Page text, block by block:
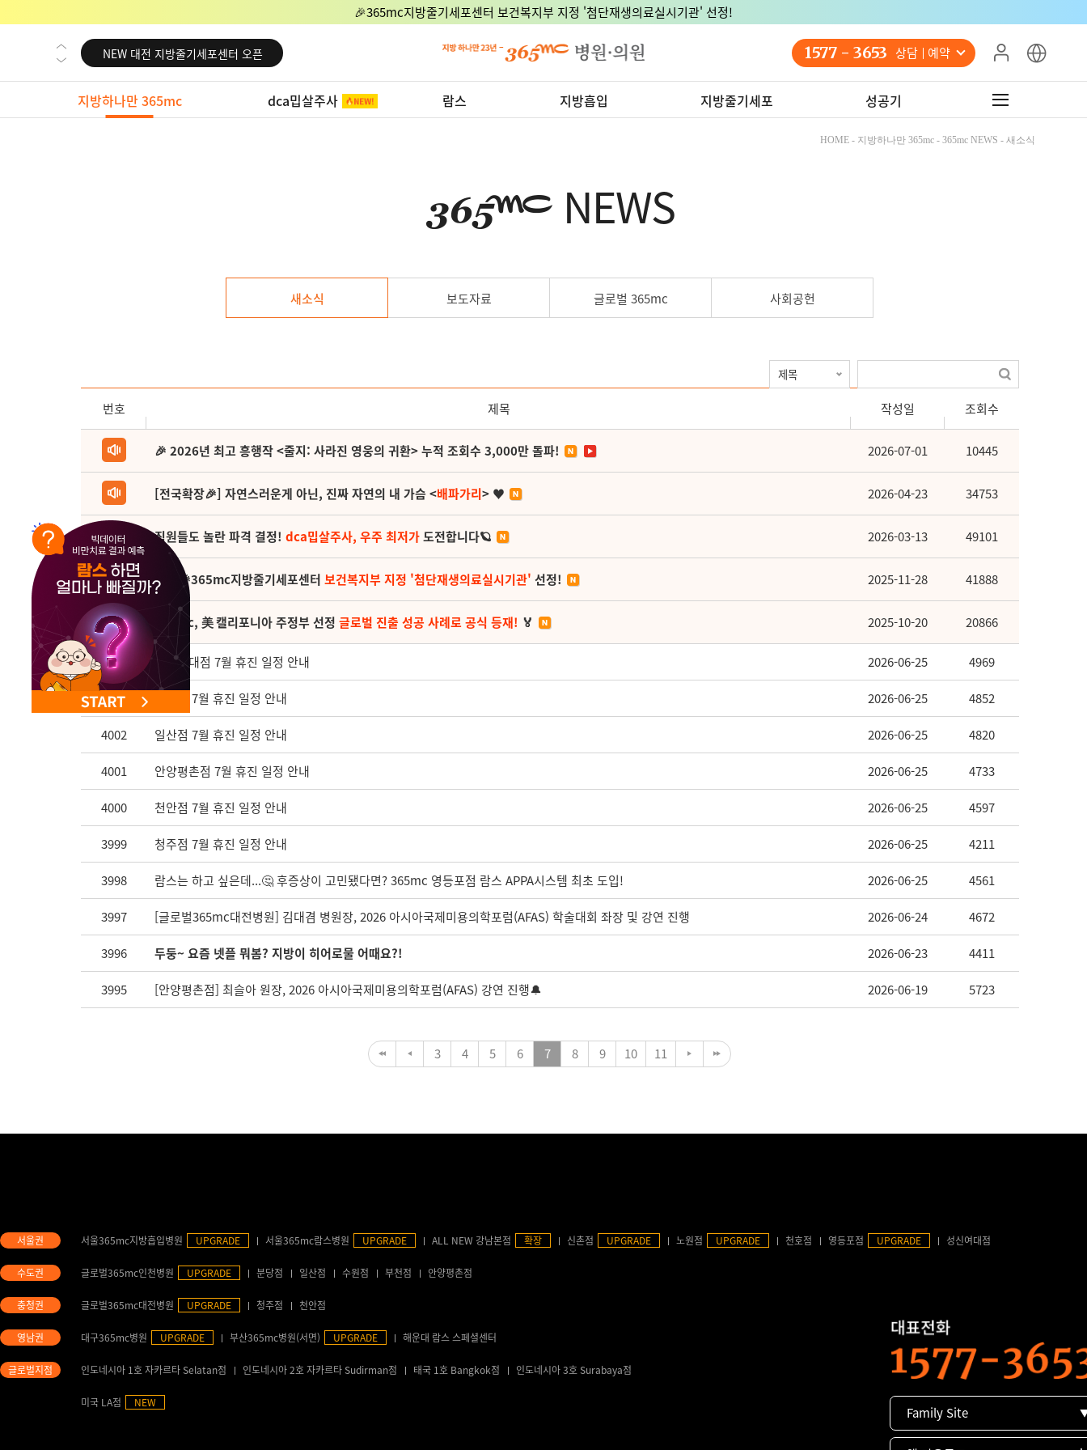
🎉365mc지방줄기세포센터 보건복지부 지정 '첨단재생의료실시기관' 선정!
NEW 교대 지방줄기세포센터 오픈
NEW 대전 지방줄기세포센터 오픈
NEW 노원 지방줄기세포센터 오픈
NEW 미국 LA점 오픈
NEW 미국 LA점 오픈
1577 - 3653 상담 예약
지방하나만 365mc dca밉살주사 람스 지방흡입 지방줄기세포 성공기
HOME - 지방하나만 365mc - 365mc NEWS - 새소식
NEWS
새소식 보도자료 글로벌 365mc 사회공헌
번호 제목 작성일 조회수
🎉 2026년 최고 흥행작 <줄지: 사라진 영웅의 귀환> 누적 조회수 3,000만 돌파! 2026-07-01 10445
[전국확장🎉] 자연스러운게 아닌, 진짜 자연의 내 가슴 <배파가리> ♥ 2026-04-23 34753
직원들도 놀란 파격 결정! dca밉살주사, 우주 최저가도전합니다🪐 2026-03-13 49101
(축) 🎉365mc지방줄기세포센터 보건복지부 지정 '첨단재생의료실시기관' 선정! 2025-11-28 41888
365mc, 美 캘리포니아 주정부 선정 글로벌 진출 성공 사례로 공식 등재! 🏅 2025-10-20 20866
4004 성신여대점 7월 휴진 일정 안내 2026-06-25 4969
4003 노원점 7월 휴진 일정 안내 2026-06-25 4852
4002 일산점 7월 휴진 일정 안내 2026-06-25 4820
4001 안양평촌점 7월 휴진 일정 안내 2026-06-25 4733
4000 천안점 7월 휴진 일정 안내 2026-06-25 4597
3999 청주점 7월 휴진 일정 안내 2026-06-25 4211
3998 람스는 하고 싶은데...🤔 후증상이 고민됐다면? 365mc 영등포점 람스 APPA시스템 최초 도입! 2026-06-25 4561
3997 [글로벌365mc대전병원] 김대겸 병원장, 2026 아시아국제미용의학포럼(AFAS) 학술대회 좌장 및 강연 진행 2026-06-24 4672
3996 두둥~ 요즘 넷플 뭐봄? 지방이 히어로물 어때요?! 2026-06-23 4411
3995 [안양평촌점] 최슬아 원장, 2026 아시아국제미용의학포럼(AFAS) 강연 진행🔔 2026-06-19 5723
3 4 5 6 7 8 9 10 11
서울365mc지방흡입병원 UPGRADE 서울365mc람스병원 UPGRADE ALL NEW 강남본점 확장 신촌점 UPGRADE 노원점 UPGRADE 천호점 영등포점 UPGRADE 성신여대점
글로벌365mc인천병원 UPGRADE 분당점 일산점 수원점 부천점 안양평촌점
글로벌365mc대전병원 UPGRADE 청주점 천안점
대구365mc병원 UPGRADE 부산365mc병원(서면) UPGRADE 해운대 람스 스페셜센터
인도네시아 1호 자카르타 Selatan점 인도네시아 2호 자카르타 Sudirman점 태국 1호 Bangkok점 인도네시아 3호 Surabaya점
미국 LA점 NEW
Family Site